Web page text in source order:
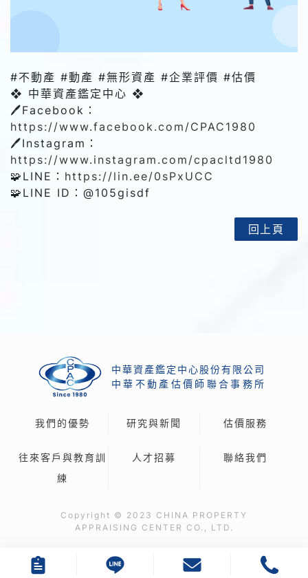
#不動產 #動產 #無形資產 #企業評價 #估價
❖ 中華資產鑑定中心 ❖
🖊️Facebook：
https://www.facebook.com/CPAC1980
🖊️Instagram：
https://www.instagram.com/cpacltd1980
🧩LINE： https://lin.ee/0sPxUCC
🧩LINE ID：@‌105gisdf
回上頁
中華資產鑑定中心股份有限公司
中 華 不動 產 估價 師 聯合事 務 所
我們的優勢 研究與新聞 估價服務
往來客戶與教育訓
練
人才招募 聯絡我們
Copyright © 2023 CHINA PROPERTY
APPRAISING CENTER CO., LTD.